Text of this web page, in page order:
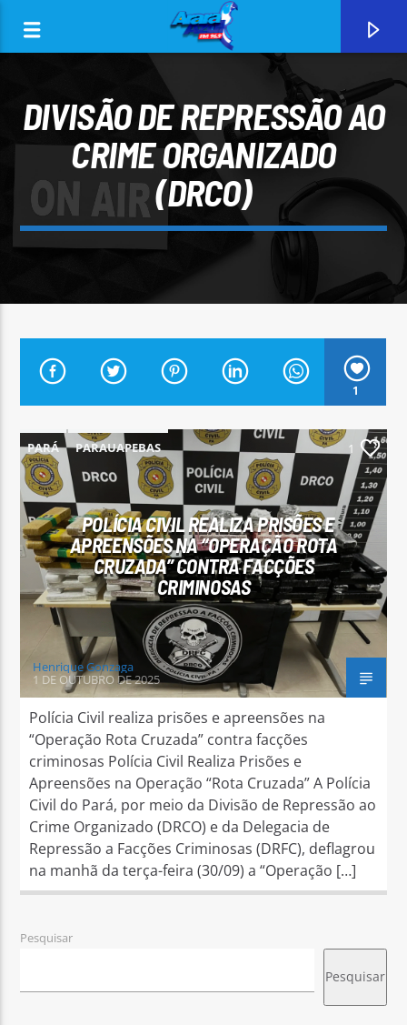
0:00
CURRENT TRACK
ARARA AZUL FM 96,9
Arara Azul FM
DIVISÃO DE REPRESSÃO AO
CRIME ORGANIZADO
(DRCO)
1
PARÁ PARAUAPEBAS 1
POLÍCIA CIVIL REALIZA PRISÕES E
APREENSÕES NA “OPERAÇÃO ROTA
CRUZADA” CONTRA FACÇÕES
CRIMINOSAS
Henrique Gonzaga
1 DE OUTUBRO DE 2025
Polícia Civil realiza prisões e apreensões na
“Operação Rota Cruzada” contra facções
criminosas Polícia Civil Realiza Prisões e
Apreensões na Operação “Rota Cruzada” A Polícia
Civil do Pará, por meio da Divisão de Repressão ao
Crime Organizado (DRCO) e da Delegacia de
Repressão a Facções Criminosas (DRFC), deflagrou
na manhã da terça-feira (30/09) a “Operação […]
Pesquisar
Pesquisar